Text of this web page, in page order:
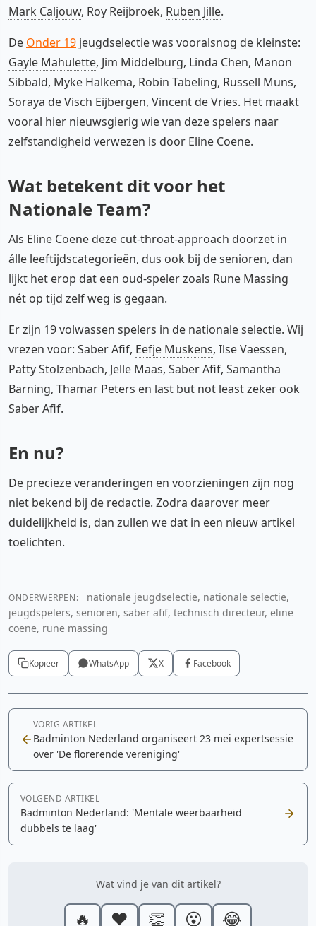
Mark Caljouw, Roy Reijbroek, Ruben Jille.
De Onder 19 jeugdselectie was vooralsnog de kleinste:
Gayle Mahulette, Jim Middelburg, Linda Chen, Manon
Sibbald, Myke Halkema, Robin Tabeling, Russell Muns,
Soraya de Visch Eijbergen, Vincent de Vries. Het maakt
vooral hier nieuwsgierig wie van deze spelers naar
zelfstandigheid verwezen is door Eline Coene.
Wat betekent dit voor het
Nationale Team?
Als Eline Coene deze cut-throat-approach doorzet in
álle leeftijdscategorieën, dus ook bij de senioren, dan
lijkt het erop dat een oud-speler zoals Rune Massing
nét op tijd zelf weg is gegaan.
Er zijn 19 volwassen spelers in de nationale selectie. Wij
vrezen voor: Saber Afif, Eefje Muskens, Ilse Vaessen,
Patty Stolzenbach, Jelle Maas, Saber Afif, Samantha
Barning, Thamar Peters en last but not least zeker ook
Saber Afif.
En nu?
De precieze veranderingen en voorzieningen zijn nog
niet bekend bij de redactie. Zodra daarover meer
duidelijkheid is, dan zullen we dat in een nieuw artikel
toelichten.
ONDERWERPEN:
nationale jeugdselectie, nationale selectie,
jeugdspelers, senioren, saber afif, technisch directeur, eline
coene, rune massing
Kopieer WhatsApp X Facebook
VORIG ARTIKEL
Badminton Nederland organiseert 23 mei expertsessie
over 'De florerende vereniging'
VOLGEND ARTIKEL
Badminton Nederland: 'Mentale weerbaarheid
dubbels te laag'
Wat vind je van dit artikel?
🔥 ❤️ 👏 😮 😂